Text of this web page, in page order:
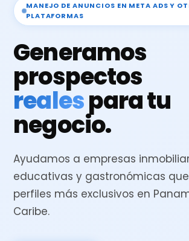
MANEJO DE ANUNCIOS EN META ADS Y
PLATAFORMAS
Generamos
prospectos
realespara tu
negocio.
Ayudamos a empresas
educativas y gastronómicas
perfiles más exclusivos en
Caribe.